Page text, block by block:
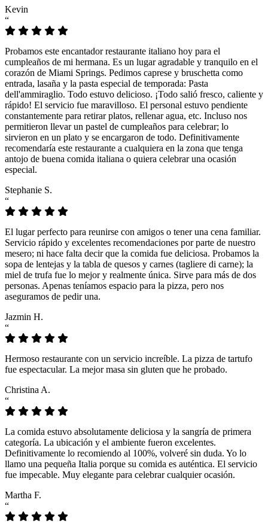
Kevin
“
Probamos este encantador restaurante italiano hoy para el
cumpleaños de mi hermana. Es un lugar agradable y tranquilo en el
corazón de Miami Springs. Pedimos caprese y bruschetta como
entrada, lasaña y la pasta especial de temporada: Pasta
dell'ammiraglio. Todo estuvo delicioso. ¡Todo salió fresco, caliente y
rápido! El servicio fue maravilloso. El personal estuvo pendiente
constantemente para retirar platos, rellenar agua, etc. Incluso nos
permitieron llevar un pastel de cumpleaños para celebrar; lo
sirvieron en un plato y se encargaron de todo. Definitivamente
recomendaría este restaurante a cualquiera en la zona que tenga
antojo de buena comida italiana o quiera celebrar una ocasión
especial.
Stephanie S.
“
El lugar perfecto para reunirse con amigos o tener una cena familiar.
Servicio rápido y excelentes recomendaciones por parte de nuestro
mesero; ni hace falta decir que la comida fue deliciosa. Probamos la
sopa de lentejas y la tabla de quesos y carnes (tagliere di carne); la
miel de trufa fue lo mejor y realmente única. Sirve para más de dos
personas. Apenas teníamos espacio para la pizza, pero nos
aseguramos de pedir una.
Jazmin H.
“
Hermoso restaurante con un servicio increíble. La pizza de tartufo
fue espectacular. La mejor masa sin gluten que he probado.
Christina A.
“
La comida estuvo absolutamente deliciosa y la sangría de primera
categoría. La ubicación y el ambiente fueron excelentes.
Definitivamente lo recomiendo al 100%, volveré sin duda. Yo lo
llamo una pequeña Italia porque su comida es auténtica. El servicio
fue impecable. Muy elegante para celebrar cualquier ocasión.
Martha F.
“